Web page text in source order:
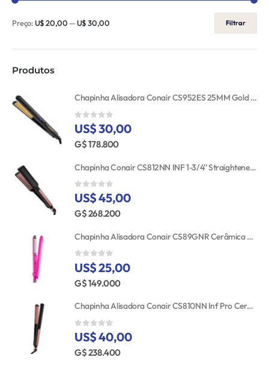
Filtrar
Preço:U$ 20,00—U$ 30,00
Produtos
Chapinha Alisadora Conair CS952ES 25MM Gold Ceramic 110V
0 out of 5
US$ 30,00
G$ 178.800
Chapinha Conair CS812NN INF 1-3/4'' Straightener RSE/GLD TGT
0 out of 5
US$ 45,00
G$ 268.200
Chapinha Alisadora Conair CS89GNR Cerâmica Turmalina 25MM Bivolt
0 out of 5
US$ 25,00
G$ 149.000
Chapinha Alisadora Conair CS810NN Inf Pro Cerâmica 25MM 110V
0 out of 5
US$ 40,00
G$ 238.400